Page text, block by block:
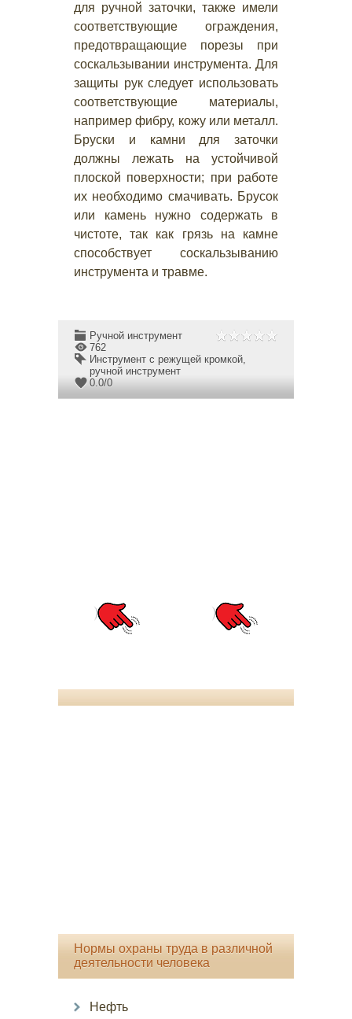
для ручной заточки, также имели
соответствующие ограждения,
предотвращающие порезы при
соскальзывании инструмента. Для
защиты рук следует использовать
соответствующие материалы,
например фибру, кожу или металл.
Бруски и камни для заточки
должны лежать на устойчивой
плоской поверхности; при работе
их необходимо смачивать. Брусок
или камень нужно содержать в
чистоте, так как грязь на камне
способствует соскальзыванию
инструмента и травме.
Ручной инструмент
762
Инструмент с режущей кромкой,
ручной инструмент
0.0/0
Нормы охраны труда в различной
деятельности человека
Нефть